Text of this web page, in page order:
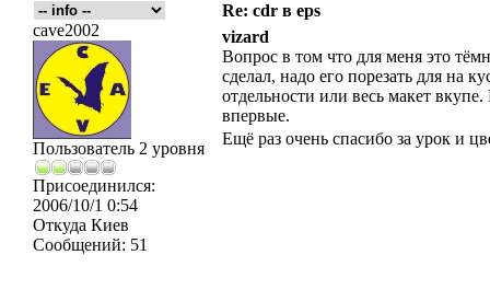
Re: cdr в eps
cave2002
Пользователь 2 уровня
Присоединился:
2006/10/1 0:54
Откуда Киев
Сообщений: 51
vizard
Вопрос в том что для меня это
сделал, надо его порезать для на
отдельности или весь макет
впервые.
Ещё раз очень спасибо за урок и